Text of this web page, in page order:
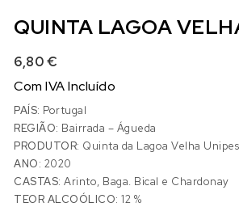
QUINTA LAGOA
6,80€
Com IVA Incluído
PAÍS: Portugal
REGIÃO: Bairrada – Águeda
PRODUTOR: Quinta da Lagoa Velha
ANO: 2020
CASTAS: Arinto, Baga. Bical e Chardonay
TEOR ALCOÓLICO:12 %